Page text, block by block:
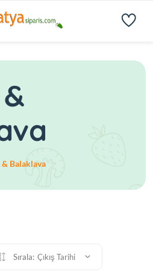
& Balaklava
Sırala: Çıkış Tarihi